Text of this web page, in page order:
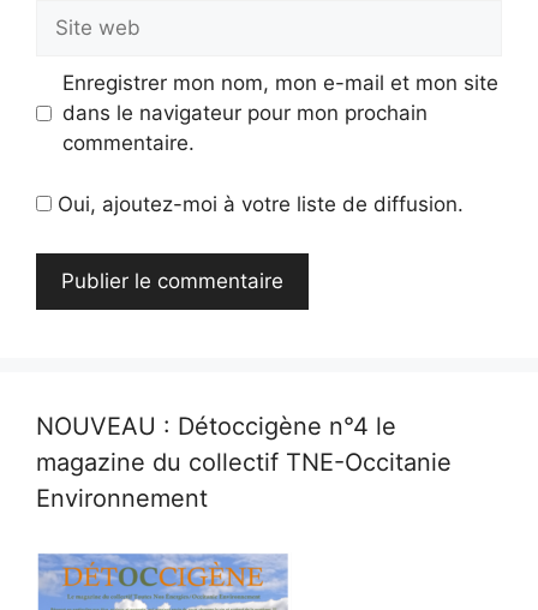
Site
web
Enregistrer mon nom, mon e-mail et mon site
dans le navigateur pour mon prochain
commentaire.
Oui, ajoutez-moi à votre liste de diffusion.
NOUVEAU : Détoccigène n°4 le
magazine du collectif TNE-Occitanie
Environnement